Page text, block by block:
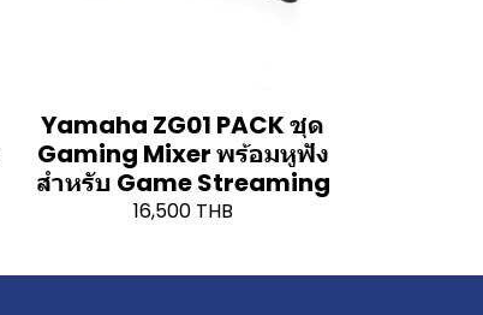
Yamaha ZG01 PACK ชุด
Gaming Mixer พร้อมหูฟัง
สำหรับ Game Streaming
16,500 THB